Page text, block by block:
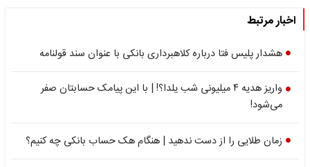
اخبار مرتبط
هشدار پلیس فتا درباره کلاهبرداری بانکی با عنوان سند قولنامه
واریز هدیه ۴ میلیونی شب یلدا؟! | با این پیامک حسابتان صفر
می‌شود!
زمان طلایی را از دست ندهید | هنگام هک حساب بانکی چه کنیم؟